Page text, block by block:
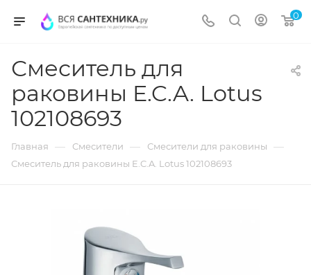
0
Смеситель для
раковины E.C.A. Lotus
102108693
Главная — Смесители — Смесители для раковины —
Смеситель для раковины E.C.A. Lotus 102108693